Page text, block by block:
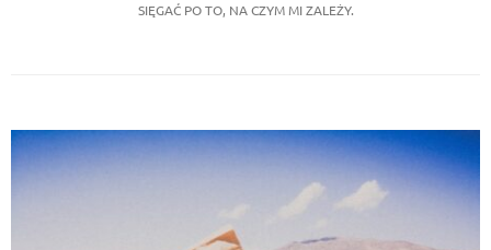
SIĘGAĆ PO TO, NA CZYM MI ZALEŻY.